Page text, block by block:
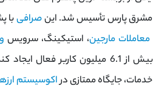
پارس تأسیس شد. اینصرافی
معاملات مارجین، استیکینگ، سرویس
جایگاه ممتازی دراکوسیستم